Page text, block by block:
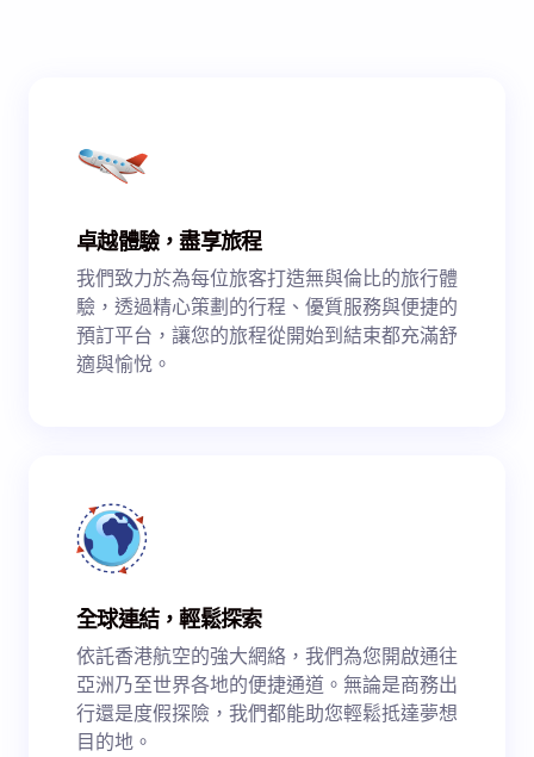
卓越體驗，盡享旅程
我們致力於為每位旅客打造無與倫比的旅行體
驗，透過精心策劃的行程、優質服務與便捷的
預訂平台，讓您的旅程從開始到結束都充滿舒
適與愉悅。
全球連結，輕鬆探索
依託香港航空的強大網絡，我們為您開啟通往
亞洲乃至世界各地的便捷通道。無論是商務出
行還是度假探險，我們都能助您輕鬆抵達夢想
目的地。